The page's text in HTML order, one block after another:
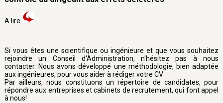
A lire
Si vous êtes une scientifique ou ingénieure et que vous souhaitez
rejoindre un Conseil d'Administration, n'hésitez pas à nous
contacter. Nous avons développé une méthodologie, bien adaptée
aux ingénieures, pour vous aider à rédiger votre CV.
Par ailleurs, nous constituons un répertoire de candidates, pour
répondre aux entreprises et cabinets de recrutement, qui font appel
à nous!